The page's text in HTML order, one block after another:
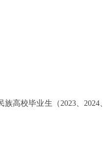
高校毕业生（2023、2024